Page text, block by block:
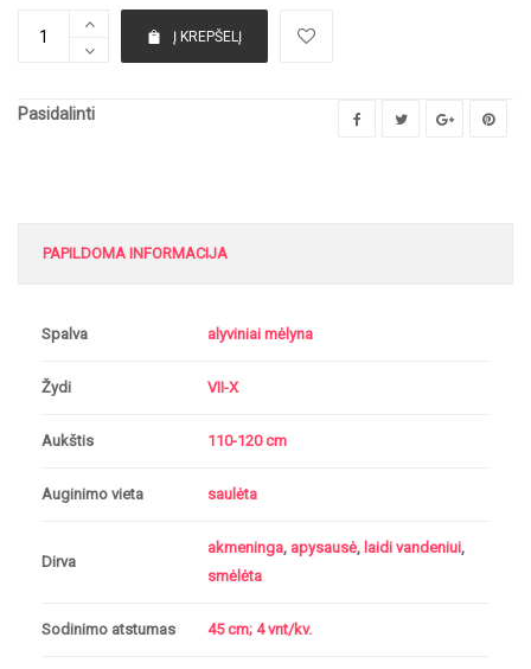
Į KREPŠELĮ
Pasidalinti
PAPILDOMA INFORMACIJA
Spalva alyviniai mėlyna
Žydi VII-X
Aukštis 110-120 cm
Auginimo vieta saulėta
Dirva
akmeninga, apysausė, laidi vandeniui,
smėlėta
Sodinimo atstumas 45 cm; 4 vnt/kv.